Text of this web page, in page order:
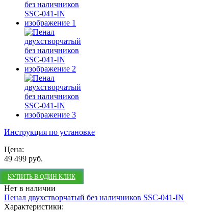
Инструкция по установке
Цена:
49 499 руб.
КУПИТЬ В ОДИН КЛИК
Нет в наличии
Пенал двухстворчатый без наличников SSC-041-IN
Характеристики: